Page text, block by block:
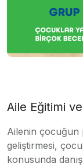
Aile Eğitimi
Ailenin çocuğun
geliştirmesi,
konusunda